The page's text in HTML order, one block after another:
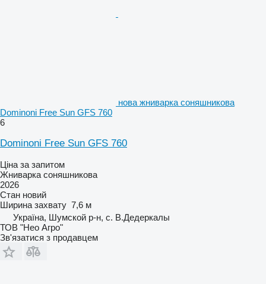
нова жниварка соняшникова
Dominoni Free Sun GFS 760
6
Dominoni Free Sun GFS 760
Ціна за запитом
Жниварка соняшникова
2026
Стан новий
Ширина захвату 7,6 м
Україна, Шумской р-н, с. В.Дедеркалы
ТОВ "Нео Агро"
Зв'язатися з продавцем